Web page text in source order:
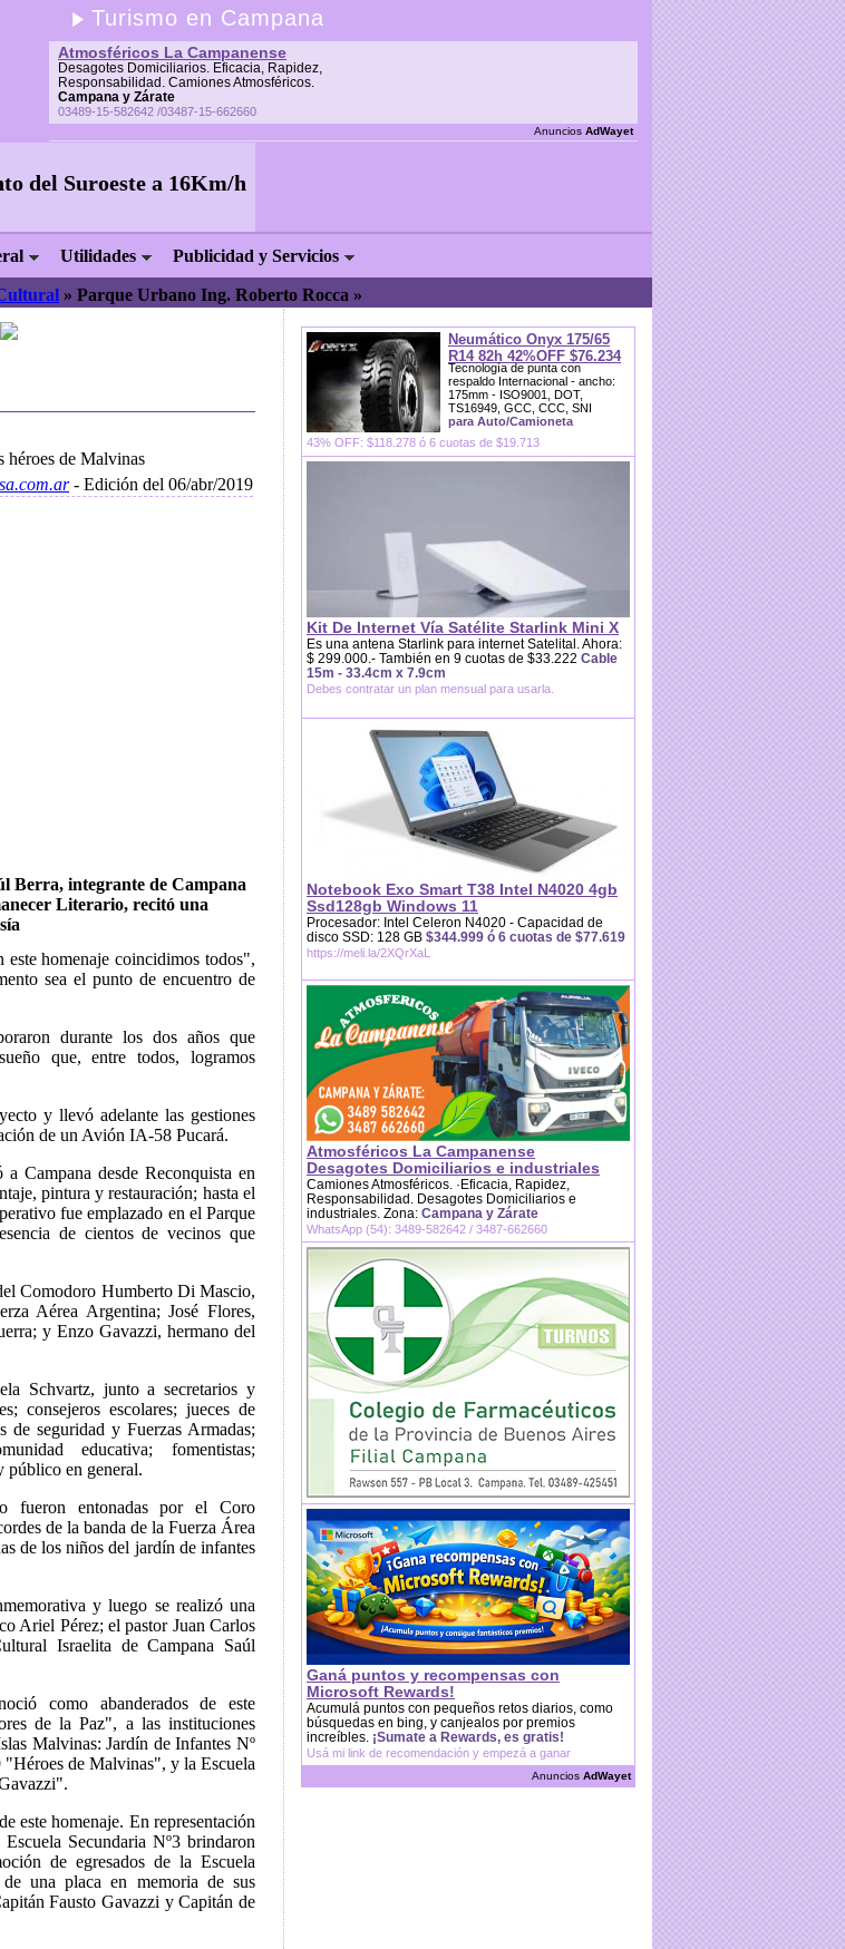
Turismo en Campana
Atmosféricos La Campanense
Desagotes Domiciliarios. Eficacia, Rapidez,
Responsabilidad. Camiones Atmosféricos.
Campana y Zárate
03489-15-582642 /03487-15-662660
Anuncios AdWayet
Utilidades Publicidad y Servicios
» Parque Urbano Ing. Roberto Rocca »
héroes de Malvinas
- Edición del 06/abr/2019
Berra, integrante de Campana
Literario, recitó una
homenaje coincidimos todos",
sea el punto de encuentro de
durante los dos años que
que, entre todos, logramos
y llevó adelante las gestiones
de un Avión IA-58 Pucará.
Campana desde Reconquista en
pintura y restauración; hasta el
fue emplazado en el Parque
de cientos de vecinos que
Comodoro Humberto Di Mascio,
Aérea Argentina; José Flores,
y Enzo Gavazzi, hermano del
Schvartz, junto a secretarios y
consejeros escolares; jueces de
de seguridad y Fuerzas Armadas;
educativa; fomentistas;
público en general.
fueron entonadas por el Coro
de la banda de la Fuerza Área
de los niños del jardín de infantes
y luego se realizó una
Ariel Pérez; el pastor Juan Carlos
Israelita de Campana Saúl
como abanderados de este
de la Paz", a las instituciones
Malvinas: Jardín de Infantes Nº
de Malvinas", y la Escuela
este homenaje. En representación
Secundaria Nº3 brindaron
de egresados de la Escuela
una placa en memoria de sus
Fausto Gavazzi y Capitán de
Neumático Onyx 175/65
R14 82h 42%OFF $76.234
Tecnología de punta con
respaldo Internacional - ancho:
175mm - ISO9001, DOT,
TS16949, GCC, CCC, SNI
para Auto/Camioneta
43% OFF: $118.278 ó 6 cuotas de $19.713
Kit De Internet Vía Satélite Starlink Mini X
Es una antena Starlink para internet Satelital. Ahora:
$ 299.000.- También en 9 cuotas de $33.222 Cable
15m - 33.4cm x 7.9cm
Debes contratar un plan mensual para usarla.
Notebook Exo Smart T38 Intel N4020 4gb
Ssd128gb Windows 11
Procesador: Intel Celeron N4020 - Capacidad de
disco SSD: 128 GB $344.999 ó 6 cuotas de $77.619
https://meli.la/2XQrXaL
Atmosféricos La Campanense
Desagotes Domiciliarios e industriales
Camiones Atmosféricos. ·Eficacia, Rapidez,
Responsabilidad. Desagotes Domiciliarios e
industriales. Zona: Campana y Zárate
WhatsApp (54): 3489-582642 / 3487-662660
Ganá puntos y recompensas con
Microsoft Rewards!
Acumulá puntos con pequeños retos diarios, como
búsquedas en bing, y canjealos por premios
increíbles. ¡Sumate a Rewards, es gratis!
Usá mi link de recomendación y empezá a ganar
Anuncios AdWayet